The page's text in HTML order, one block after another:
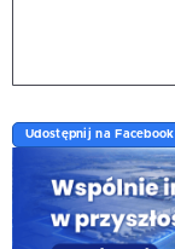
Udostępnij na Facebook